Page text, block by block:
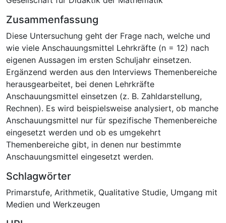
Zusammenfassung
Diese Untersuchung geht der Frage nach, welche und
wie viele Anschauungsmittel Lehrkräfte (n = 12) nach
eigenen Aussagen im ersten Schuljahr einsetzen.
Ergänzend werden aus den Interviews Themenbereiche
herausgearbeitet, bei denen Lehrkräfte
Anschauungsmittel einsetzen (z. B. Zahldarstellung,
Rechnen). Es wird beispielsweise analysiert, ob manche
Anschauungsmittel nur für spezifische Themenbereiche
eingesetzt werden und ob es umgekehrt
Themenbereiche gibt, in denen nur bestimmte
Anschauungsmittel eingesetzt werden.
Schlagwörter
Primarstufe, Arithmetik, Qualitative Studie, Umgang mit
Medien und Werkzeugen